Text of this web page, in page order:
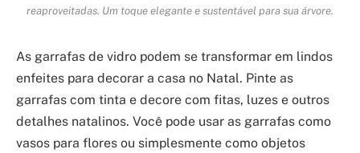
reaproveitadas. Um toque elegante e sustentável para sua árvore.
As garrafas de vidro podem se transformar em lindos
enfeites para decorar a casa no Natal. Pinte as
garrafas com tinta e decore com fitas, luzes e outros
detalhes natalinos. Você pode usar as garrafas como
vasos para flores ou simplesmente como objetos